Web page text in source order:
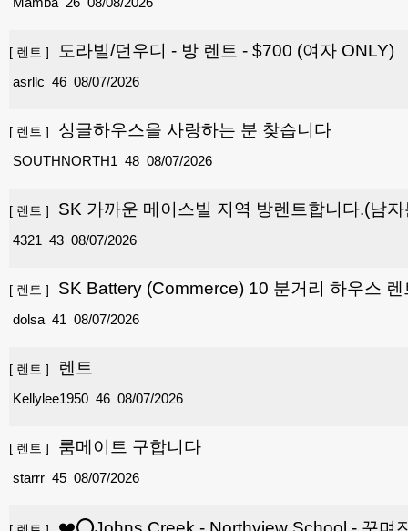
[ 렌트 ] 도라빌/던우디 - 방 렌트 - $700 (여자 ONLY)
46
asrllc 08/07/2026
[ 렌트 ] 싱글하우스을 사랑하는 분 찾습니다
48
SOUTHNORTH1 08/07/2026
[ 렌트 ] SK 가까운 메이스빌 지역 방렌트합니다.(남자
43
4321 08/07/2026
[ 렌트 ] SK Battery (Commerce) 10 분거리 하우스 렌
41
dolsa 08/07/2026
[ 렌트 ] 렌트
46
Kellylee1950 08/07/2026
[ 렌트 ] 룸메이트 구합니다
45
starrr 08/07/2026